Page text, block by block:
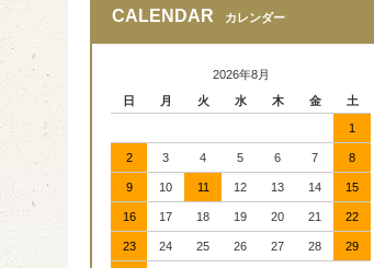
CALENDAR カレンダー
2026年8月
日
月 火 水 木 金 土
1
2 3 4 5 6 7 8
9 10 11 12 13 14 15
16 17 18 19 20 21 22
23 24 25 26 27 28 29